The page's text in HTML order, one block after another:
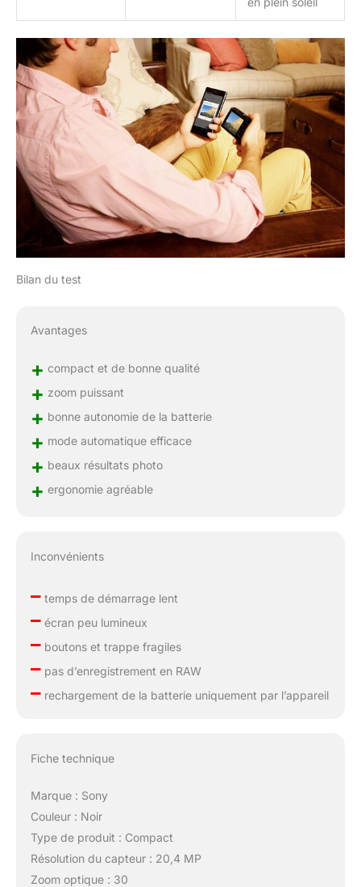
Bilan du test
Avantages
+ compact et de bonne qualité
+ zoom puissant
+ bonne autonomie de la batterie
+ mode automatique efficace
+ beaux résultats photo
+ ergonomie agréable
Inconvénients
–temps de démarrage lent
–écran peu lumineux
–boutons et trappe fragiles
–pas d’enregistrement en RAW
–rechargement de la batterie uniquement par l’appareil
Fiche technique
Marque : Sony
Couleur : Noir
Type de produit : Compact
Résolution du capteur : 20,4 MP
Zoom optique : 30